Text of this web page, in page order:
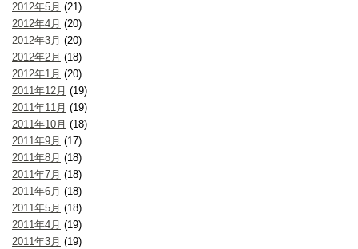
2012年5月 (21)
2012年4月 (20)
2012年3月 (20)
2012年2月 (18)
2012年1月 (20)
2011年12月 (19)
2011年11月 (19)
2011年10月 (18)
2011年9月 (17)
2011年8月 (18)
2011年7月 (18)
2011年6月 (18)
2011年5月 (18)
2011年4月 (19)
2011年3月 (19)